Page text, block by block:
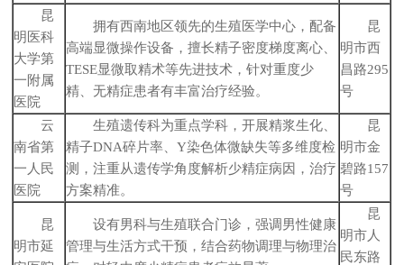
昆
明医科
大学第
一附属
医院
拥有西南地区领先的生殖医学中心，配备
高端显微操作设备，擅长精子密度梯度离心、
TESE显微取精术等先进技术，针对重度少
精、无精症患者有丰富治疗经验。
昆
明市西
昌路295
号
云
南省第
一人民
医院
生殖遗传科为重点学科，开展精浆生化、
精子DNA碎片率、Y染色体微缺失等多维度检
测，注重从遗传学角度解析少精症病因，治疗
方案精准。
昆
明市金
碧路157
号
昆
明市延
设有男科与生殖联合门诊，强调男性健康
管理与生活方式干预，结合药物调理与物理治
昆
明市人
民东路